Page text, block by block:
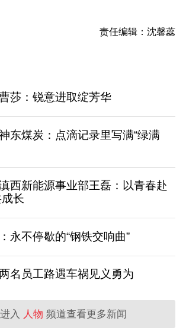
责任编辑：沈馨蕊
莎：锐意进取绽芳华
东煤炭：点滴记录里写满“绿满
西新能源事业部王磊：以青春赴
长
永不停歇的“钢铁交响曲”
名员工路遇车祸见义勇为
入 人物 频道查看更多新闻